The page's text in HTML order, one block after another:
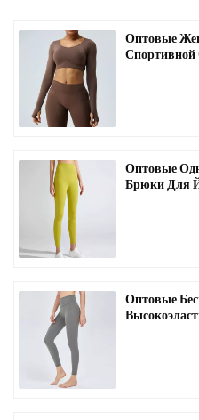
Оптовые
Оптовые
Брюки Для
Оптовые